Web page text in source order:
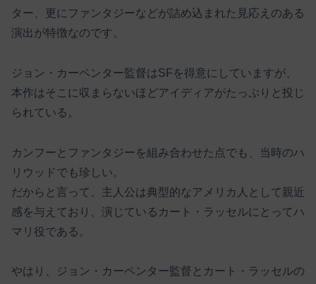
ター、更にファンタジーなどが詰め込まれた見応えのある
演出が特徴なのです。
ジョン・カーペンター監督はSFを得意にしていますが、
本作はそこに収まらないほどアイディアがたっぷりと投じ
られている。
カンフーとファンタジーを組み合わせた点でも、当時のハ
リウッドでも珍しい。
だからと言って、主人公は典型的なアメリカ人として親近
感を与えており、演じているカート・ラッセルにとってハ
マリ役である。
やはり、ジョン・カーペンター監督とカート・ラッセルの